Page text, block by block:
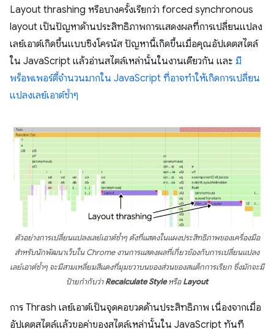
Layout thrashing หรือบางครั้งเรียกว่า forced synchronous
layout เป็นปัญหาด้านประสิทธิภาพการแสดงผลที่การเปลี่ยนแปลง
เลย์เอาต์เกิดขึ้นแบบซิงโครนัส ปัญหานี้เกิดขึ้นเมื่อคุณอัปเดตสไตล์
ใน JavaScript แล้วอ่านสไตล์เหล่านั้นในงานเดียวกัน และ มี
พร็อพเพอร์ตี้จำนวนมากใน JavaScript ที่อาจทำให้เกิดการเปลี่ยน
แปลงเลย์เอาต์ซ้ำๆ
ตัวอย่างการเปลี่ยนแปลงเลย์เอาต์ซ้ำๆ ดังที่แสดงในแผงประสิทธิภาพของเครื่องมือ
สำหรับนักพัฒนาเว็บใน Chrome งานการแสดงผลที่เกี่ยวข้องกับการเปลี่ยนแปลง
เลย์เอาต์ซ้ำๆ จะมีสามเหลี่ยมสีแดงที่มุมขวาบนของส่วนของสแต็กการเรียก ซึ่งมักจะมี
ป้ายกำกับว่าRecalculate StyleหรือLayout
การ Thrash เลย์เอาต์เป็นจุดคอขวดด้านประสิทธิภาพ เนื่องจากเมื่อ
อัปเดตสไตล์แล้วขอค่าของสไตล์เหล่านั้นใน JavaScript ทันที